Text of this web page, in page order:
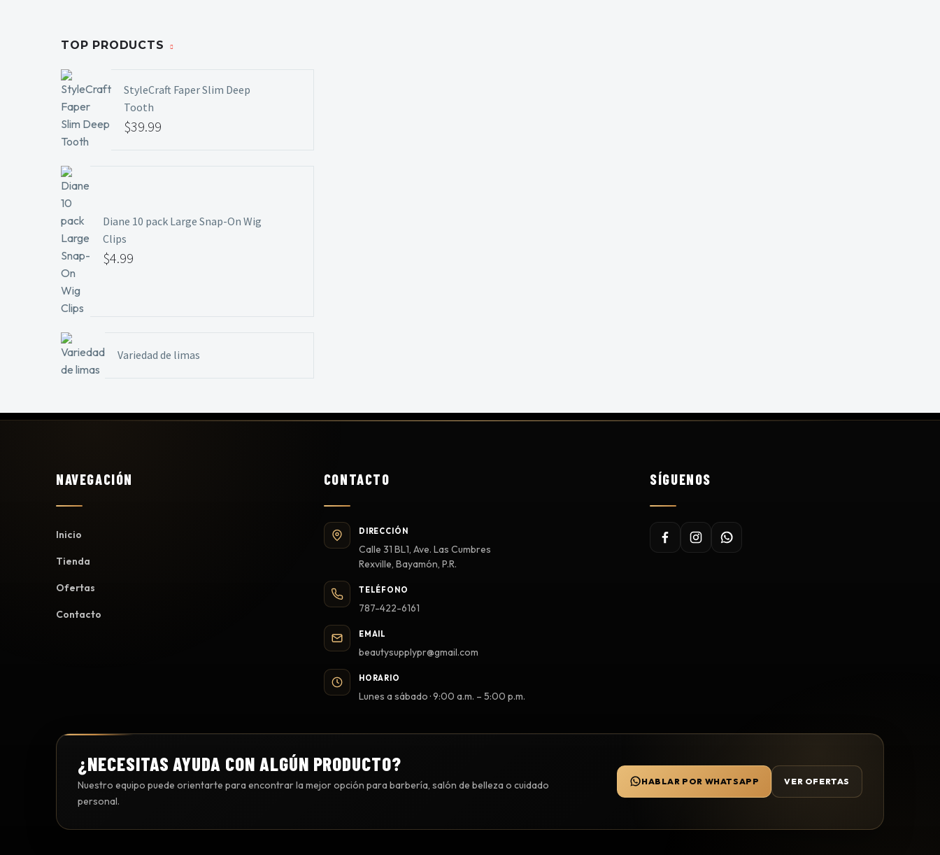
TOP PRODUCTS
StyleCraft Faper Slim Deep
Tooth
$39.99
Diane 10 pack Large Snap-On Wig
Clips
$4.99
Variedad de limas
NAVEGACIÓN
Inicio
Tienda
Ofertas
Contacto
CONTACTO
DIRECCIÓN
Calle 31 BL1, Ave. Las Cumbres
Rexville, Bayamón, P.R.
TELÉFONO
787-422-6161
EMAIL
beautysupplypr@gmail.com
HORARIO
Lunes a sábado · 9:00 a.m. – 5:00 p.m.
SÍGUENOS
¿NECESITAS AYUDA CON ALGÚN PRODUCTO?
Nuestro equipo puede orientarte para encontrar la mejor opción para barbería, salón de belleza o cuidado
personal.
HABLAR POR WHATSAPP VER OFERTAS